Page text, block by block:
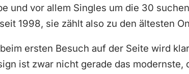
und vor allem Singles um die 30
1998, sie zählt also zu den ältesten
ersten Besuch auf der Seite wird
ist zwar nicht gerade das